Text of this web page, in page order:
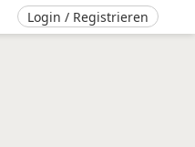
Login / Registrieren